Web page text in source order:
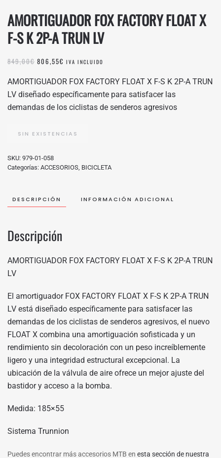
AMORTIGUADOR FOX FACTORY FLOAT X
F-S K 2P-A TRUN LV
849,00€ EL
ORIGINAL
ERA:
849,00€.
806,55€ EL
ACTUAL
ES:
806,55€.
IVA INCLUIDO
AMORTIGUADOR FOX FACTORY FLOAT X F-S K 2P-A TRUN
LV diseñado específicamente para satisfacer las
demandas de los ciclistas de senderos agresivos
SIN EXISTENCIAS
SKU: 979-01-058
Categorías: ACCESORIOS, BICICLETA
DESCRIPCIÓN INFORMACIÓN ADICIONAL
Descripción
AMORTIGUADOR FOX FACTORY FLOAT X F-S K 2P-A TRUN
LV
El amortiguador FOX FACTORY FLOAT X F-S K 2P-A TRUN
LV está diseñado específicamente para satisfacer las
demandas de los ciclistas de senderos agresivos, el nuevo
FLOAT X combina una amortiguación sofisticada y un
rendimiento sin decoloración con un peso increíblemente
ligero y una integridad estructural excepcional. La
ubicación de la válvula de aire ofrece un mejor ajuste del
bastidor y acceso a la bomba.
Medida: 185×55
Sistema Trunnion
Puedes encontrar más accesorios MTB en esta sección de nuestra